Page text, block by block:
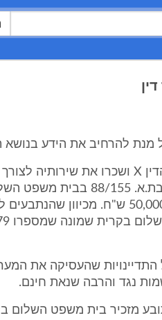
להרחיב את הידע בנושא
הוגשה תביעה ב21.12.88- בת.א.
התדיינויות שהעסיקה את
נגד והרבה שנאת חינם.